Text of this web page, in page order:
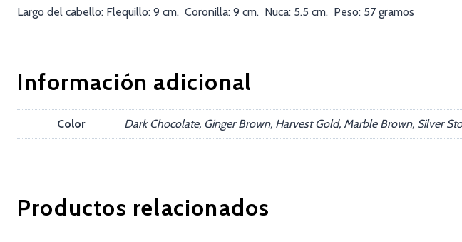
Largo del cabello: Flequillo: 9 cm. Coronilla: 9 cm. Nuca: 5.5 cm. Peso: 57 gramos
Información adicional
Color Dark Chocolate, Ginger Brown, Harvest Gold, Marble Brown, Silver
Productos relacionados